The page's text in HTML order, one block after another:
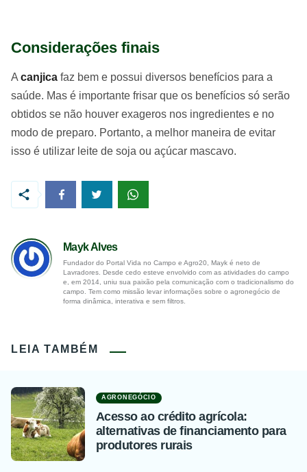
Considerações finais
A canjica faz bem e possui diversos benefícios para a
saúde. Mas é importante frisar que os benefícios só serão
obtidos se não houver exageros nos ingredientes e no
modo de preparo. Portanto, a melhor maneira de evitar
isso é utilizar leite de soja ou açúcar mascavo.
Mayk Alves
Fundador do Portal Vida no Campo e Agro20, Mayk é neto de
Lavradores. Desde cedo esteve envolvido com as atividades do campo
e, em 2014, uniu sua paixão pela comunicação com o tradicionalismo do
campo. Tem como missão levar informações sobre o agronegócio de
forma dinâmica, interativa e sem filtros.
LEIA TAMBÉM
AGRONEGÓCIO
Acesso ao crédito agrícola:
alternativas de financiamento para
produtores rurais